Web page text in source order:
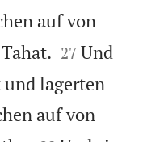
auf von


27 Und
und lagerten
auf von